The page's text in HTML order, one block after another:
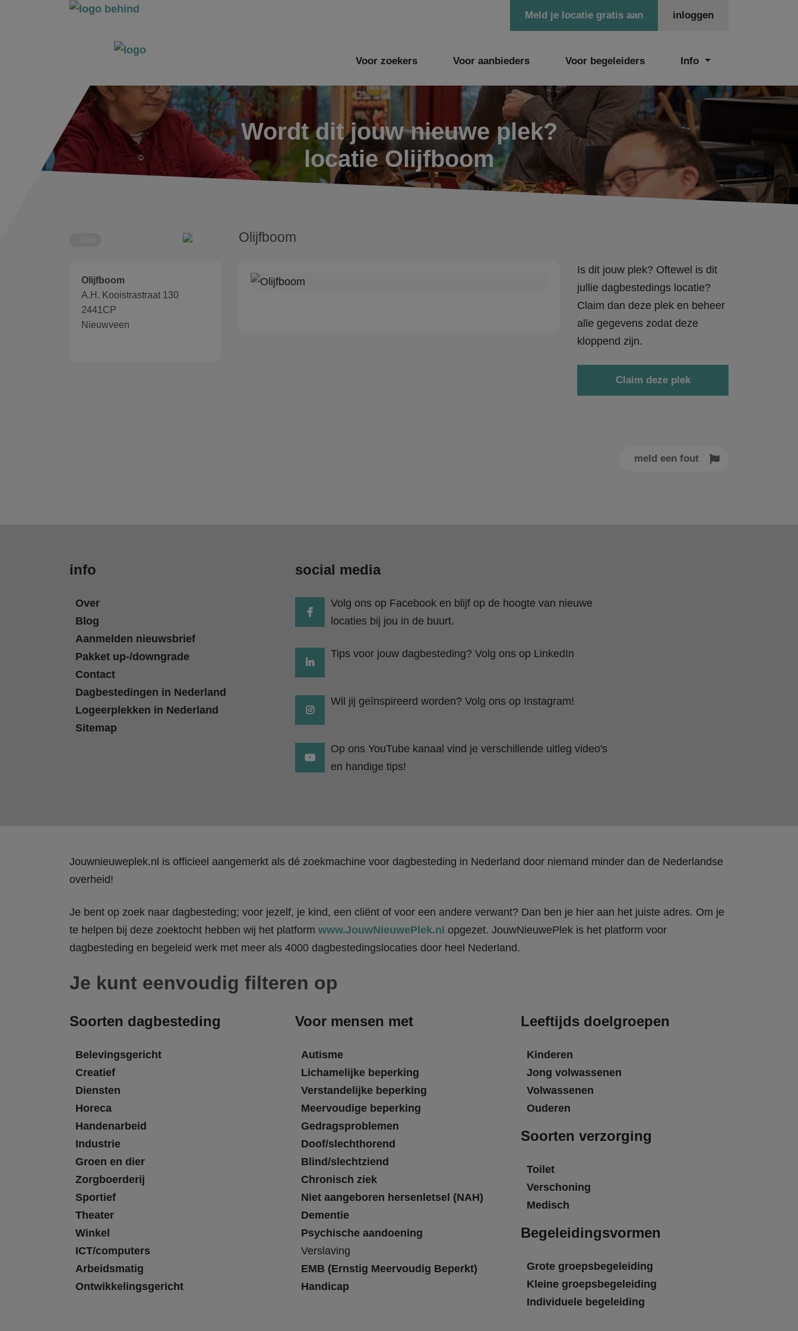
inloggen
Meld je locatie gratis aan
Voor zoekers Voor aanbieders Voor begeleiders Info
Wordt dit jouw nieuwe plek?
locatie Olijfboom
Olijfboom
Olijfboom
A.H. Kooistrastraat 130
2441CP
Nieuwveen
Is dit jouw plek? Oftewel is dit
jullie dagbestedings locatie?
Claim dan deze plek en beheer
alle gegevens zodat deze
kloppend zijn.
Claim deze plek
meld een fout
info
Over
Blog
Aanmelden nieuwsbrief
Pakket up-/downgrade
Contact
Dagbestedingen in Nederland
Logeerplekken in Nederland
Sitemap
social media
Volg ons op Facebook en blijf op de hoogte van nieuwe
locaties bij jou in de buurt.
Tips voor jouw dagbesteding? Volg ons op LinkedIn
Wil jij geïnspireerd worden? Volg ons op Instagram!
Op ons YouTube kanaal vind je verschillende uitleg video's
en handige tips!
Jouwnieuweplek.nl is officieel aangemerkt als dé zoekmachine voor dagbesteding in Nederland door niemand minder dan de Nederlandse
overheid!
Je bent op zoek naar dagbesteding; voor jezelf, je kind, een cliënt of voor een andere verwant? Dan ben je hier aan het juiste adres. Om je
te helpen bij deze zoektocht hebben wij het platform www.JouwNieuwePlek.nl opgezet. JouwNieuwePlek is het platform voor
dagbesteding en begeleid werk met meer als 4000 dagbestedingslocaties door heel Nederland.
Je kunt eenvoudig filteren op
Soorten dagbesteding
Belevingsgericht
Creatief
Diensten
Horeca
Handenarbeid
Industrie
Groen en dier
Zorgboerderij
Sportief
Theater
Winkel
ICT/computers
Arbeidsmatig
Ontwikkelingsgericht
Voor mensen met
Autisme
Lichamelijke beperking
Verstandelijke beperking
Meervoudige beperking
Gedragsproblemen
Doof/slechthorend
Blind/slechtziend
Chronisch ziek
Niet aangeboren hersenletsel (NAH)
Dementie
Psychische aandoening
Verslaving
EMB (Ernstig Meervoudig Beperkt)
Handicap
Leeftijds doelgroepen
Kinderen
Jong volwassenen
Volwassenen
Ouderen
Soorten verzorging
Toilet
Verschoning
Medisch
Begeleidingsvormen
Grote groepsbegeleiding
Kleine groepsbegeleiding
Individuele begeleiding